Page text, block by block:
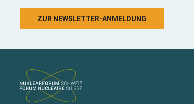
ZUR NEWSLETTER-ANMELDUNG